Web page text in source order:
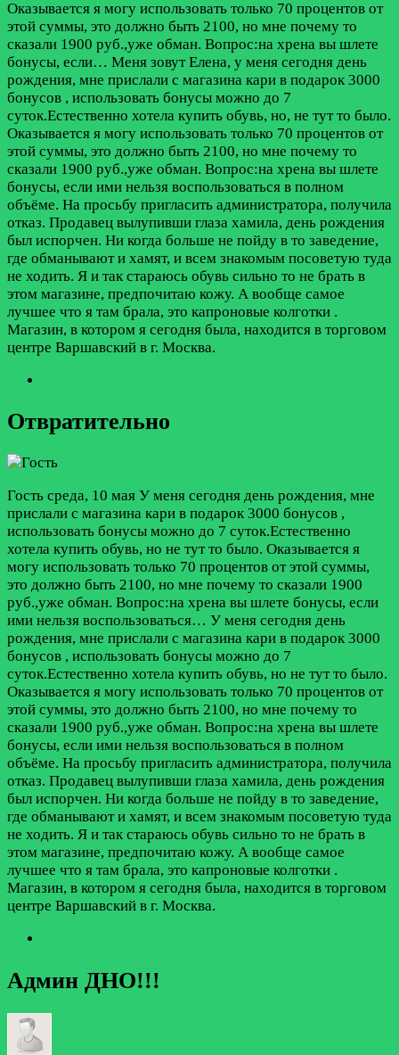
Оказывается я могу использовать только 70 процентов от
этой суммы, это должно быть 2100, но мне почему то
сказали 1900 руб.,уже обман. Вопрос:на хрена вы шлете
бонусы, если… Меня зовут Елена, у меня сегодня день
рождения, мне прислали с магазина кари в подарок 3000
бонусов , использовать бонусы можно до 7
суток.Естественно хотела купить обувь, но, не тут то было.
Оказывается я могу использовать только 70 процентов от
этой суммы, это должно быть 2100, но мне почему то
сказали 1900 руб.,уже обман. Вопрос:на хрена вы шлете
бонусы, если ими нельзя воспользоваться в полном
объёме. На просьбу пригласить администратора, получила
отказ. Продавец вылупивши глаза хамила, день рождения
был испорчен. Ни когда больше не пойду в то заведение,
где обманывают и хамят, и всем знакомым посоветую туда
не ходить. Я и так стараюсь обувь сильно то не брать в
этом магазине, предпочитаю кожу. А вообще самое
лучшее что я там брала, это капроновые колготки .
Магазин, в котором я сегодня была, находится в торговом
центре Варшавский в г. Москва.
Отвратительно
Гость среда, 10 мая У меня сегодня день рождения, мне
прислали с магазина кари в подарок 3000 бонусов ,
использовать бонусы можно до 7 суток.Естественно
хотела купить обувь, но не тут то было. Оказывается я
могу использовать только 70 процентов от этой суммы,
это должно быть 2100, но мне почему то сказали 1900
руб.,уже обман. Вопрос:на хрена вы шлете бонусы, если
ими нельзя воспользоваться… У меня сегодня день
рождения, мне прислали с магазина кари в подарок 3000
бонусов , использовать бонусы можно до 7
суток.Естественно хотела купить обувь, но не тут то было.
Оказывается я могу использовать только 70 процентов от
этой суммы, это должно быть 2100, но мне почему то
сказали 1900 руб.,уже обман. Вопрос:на хрена вы шлете
бонусы, если ими нельзя воспользоваться в полном
объёме. На просьбу пригласить администратора, получила
отказ. Продавец вылупивши глаза хамила, день рождения
был испорчен. Ни когда больше не пойду в то заведение,
где обманывают и хамят, и всем знакомым посоветую туда
не ходить. Я и так стараюсь обувь сильно то не брать в
этом магазине, предпочитаю кожу. А вообще самое
лучшее что я там брала, это капроновые колготки .
Магазин, в котором я сегодня была, находится в торговом
центре Варшавский в г. Москва.
Админ ДНО!!!